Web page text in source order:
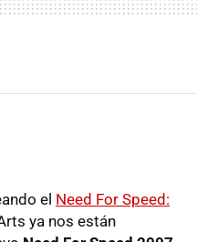
el Need For Speed:
ya nos están